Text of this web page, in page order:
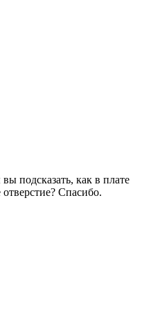
подсказать, как в плате
Спасибо.